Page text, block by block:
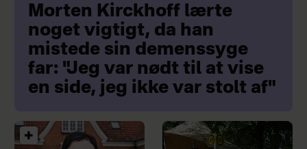
Morten Kirckhoff lærte
noget vigtigt, da han
mistede sin demenssyge
far: "Jeg var nødt til at vise
en side, jeg ikke var stolt af"